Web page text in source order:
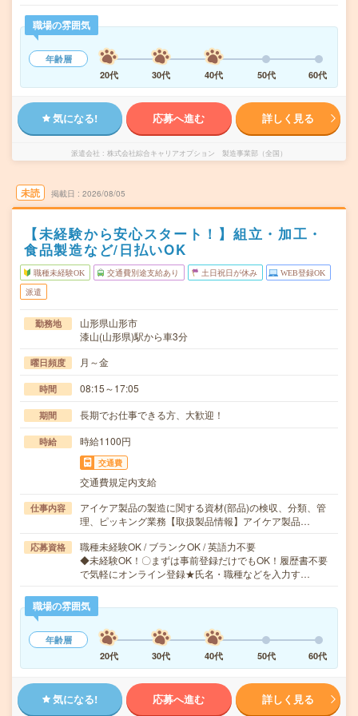
職場の雰囲気
年齢層
20代
30代 40代 50代 60代
気になる! 応募へ進む 詳しく見る
派遣会社 株式会社綜合キャリアオプション 製造事業部（全国）
未読 掲載日 2026/08/05
【未経験から安心スタート！】組立・加工・
食品製造など/日払いOK
職種未経験OK 交通費別途支給あり 土日祝日が休み WEB登録OK
派遣
勤務地
山形県山形市
漆山(山形県)駅から車3分
曜日頻度 月～金
時間 08:15～17:05
期間 長期でお仕事できる方、大歓迎！
時給 時給1100円
交通費
交通費規定内支給
仕事内容
アイケア製品の製造に関する資材(部品)の検収、分類、管
理、ピッキング業務【取扱製品情報】アイケア製品…
応募資格
職種未経験OK / ブランクOK / 英語力不要
◆未経験OK！〇まずは事前登録だけでもOK！履歴書不要
で気軽にオンライン登録★氏名・職種などを入力す…
職場の雰囲気
年齢層
20代
30代 40代 50代 60代
気になる! 応募へ進む 詳しく見る